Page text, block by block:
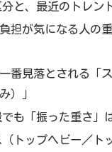
と、最近のトレン
担が気になる人の
番見落とされる「
）」
でも「振った重さ」
トップヘビー／ト